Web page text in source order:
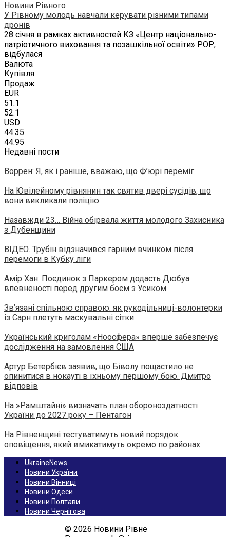
Новини Рівного
У Рівному молодь навчали керувати різними типами
дронів
28 січня в рамках активностей КЗ «Центр національно-
патріотичного виховання та позашкільної освіти» РОР,
відбулася
Валюта
Купівля
Продаж
EUR
51.1
52.1
USD
44.35
44.95
Недавні пости
Воррен: Я, як і раніше, вважаю, що Ф’юрі переміг
На Ювілейному рівнянин так святив двері сусідів, що
вони викликали поліцію
Назавжди 23… Війна обірвала життя молодого Захисника
з Дубенщини
ВІДЕО. Трубін відзначився гарним вчинком після
перемоги в Кубку ліги
Амір Хан: Поєдинок з Паркером додасть Дюбуа
впевненості перед другим боєм з Усиком
Зв’язані спільною справою: як рукодільниці-волонтерки
із Сарн плетуть маскувальні сітки
Український криголам «Ноосфера» вперше забезпечує
дослідження на замовлення США
Артур Бетербієв заявив, що Біволу пощастило не
опинитися в нокауті в їхньому першому бою. Дмитро
відповів
На »Рамштайні» визначать план обороноздатності
України до 2027 року – Пентагон
На Рівненщині тестуватимуть новий порядок
оповіщення, який вмикатимуть окремо по районах
UkraineNews
Новини України
Новини Вінниці
Новини Одеси
Новини Полтави
Новини Чернігова
© 2026 Новини Рівне